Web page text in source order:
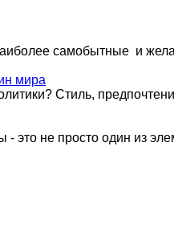
самобытные и
мира
Стиль,
- это не просто один из